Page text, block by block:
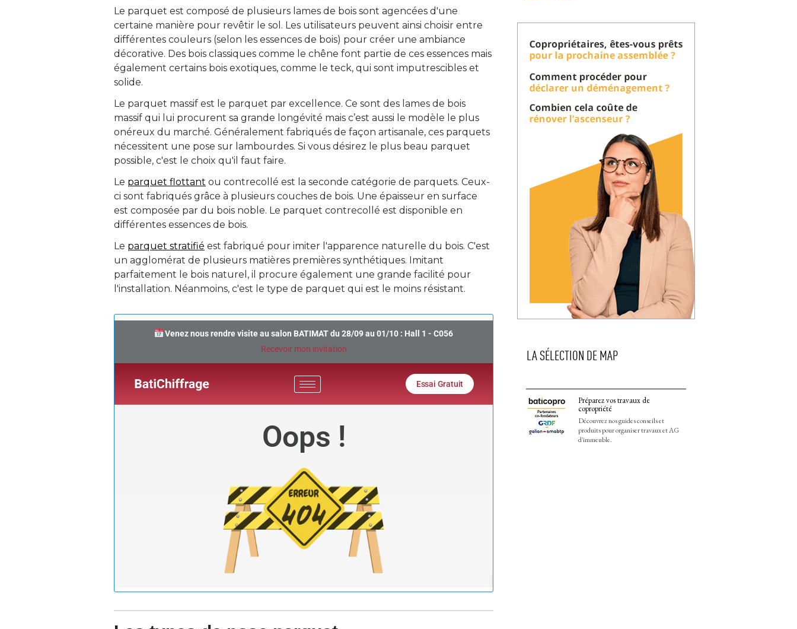
Le parquet est composé de plusieurs lames de bois sont agencées d'une
certaine manière pour revêtir le sol. Les utilisateurs peuvent ainsi choisir entre
différentes couleurs (selon les essences de bois) pour créer une ambiance
décorative. Des bois classiques comme le chêne font partie de ces essences mais
également certains bois exotiques, comme le teck, qui sont imputrescibles et
solide.
Le parquet massif est le parquet par excellence. Ce sont des lames de bois
massif qui lui procurent sa grande longévité mais c’est aussi le modèle le plus
onéreux du marché. Généralement fabriqués de façon artisanale, ces parquets
nécessitent une pose sur lambourdes. Si vous désirez le plus beau parquet
possible, c'est le choix qu'il faut faire.
Le parquet flottant ou contrecollé est la seconde catégorie de parquets. Ceux-
ci sont fabriqués grâce à plusieurs couches de bois. Une épaisseur en surface
est composée par du bois noble. Le parquet contrecollé est disponible en
différentes essences de bois.
Le parquet stratifié est fabriqué pour imiter l'apparence naturelle du bois. C'est
un agglomérat de plusieurs matières premières synthétiques. Imitant
parfaitement le bois naturel, il procure également une grande facilité pour
l'installation. Néanmoins, c'est le type de parquet qui est le moins résistant.
LA SÉLECTION DE MAP
Préparez vos travaux de
copropriété
Découvrez nos guides conseils et
produits pour organiser travaux et AG
d'immeuble.